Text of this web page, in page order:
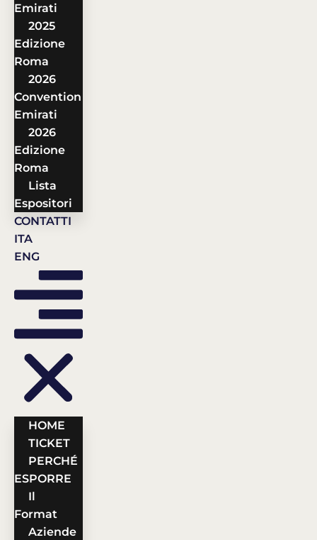
Emirati
2025
Edizione
Roma
2026
Convention
Emirati
2026
Edizione
Roma
Lista
Espositori
CONTATTI
ITA
ENG
HOME
TICKET
PERCHÉ
ESPORRE
Il
Format
Aziende